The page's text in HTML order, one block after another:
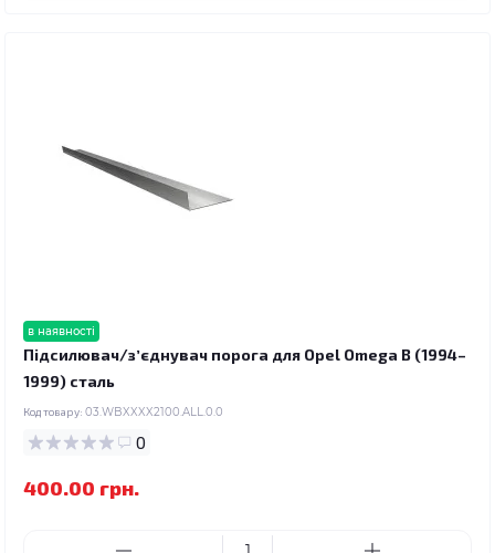
в наявності
Підсилювач/зʼєднувач порога для Opel Omega B (1994–
1999) сталь
Код товару: 03.WBXXXX2100.ALL.0.0
0
400.00 грн.